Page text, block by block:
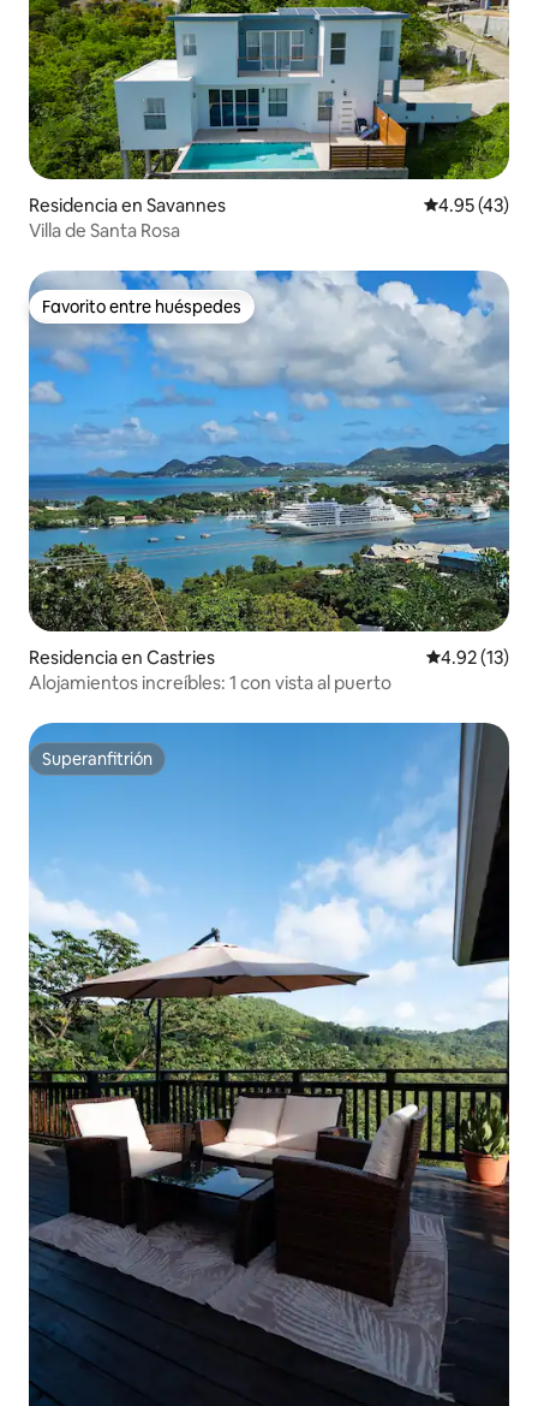
Residencia en Savannes Calificación
4.95 (43)
Villa de Santa Rosa
Favorito entre huéspedes
Favorito entre huéspedes
Residencia en Castries Calificación
4.92 (13)
Alojamientos increíbles: 1 con vista al puerto
Superanfitrión
Superanfitrión